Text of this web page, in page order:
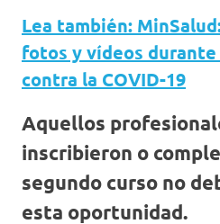
Lea también:
fotos y vídeos durante
contra la COVID-19
Aquellos
inscribieron o
segundo curso no
esta oportunidad.